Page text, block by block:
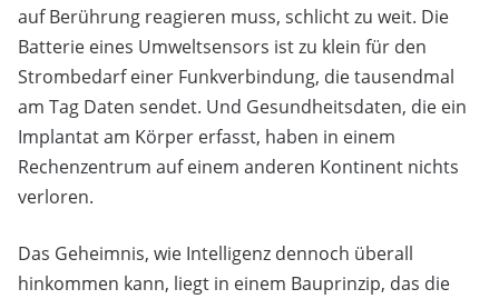
auf Berührung reagieren muss, schlicht zu weit. Die
Batterie eines Umweltsensors ist zu klein für den
Strombedarf einer Funkverbindung, die tausendmal
am Tag Daten sendet. Und Gesundheitsdaten, die ein
Implantat am Körper erfasst, haben in einem
Rechenzentrum auf einem anderen Kontinent nichts
verloren.
Das Geheimnis, wie Intelligenz dennoch überall
hinkommen kann, liegt in einem Bauprinzip, das die